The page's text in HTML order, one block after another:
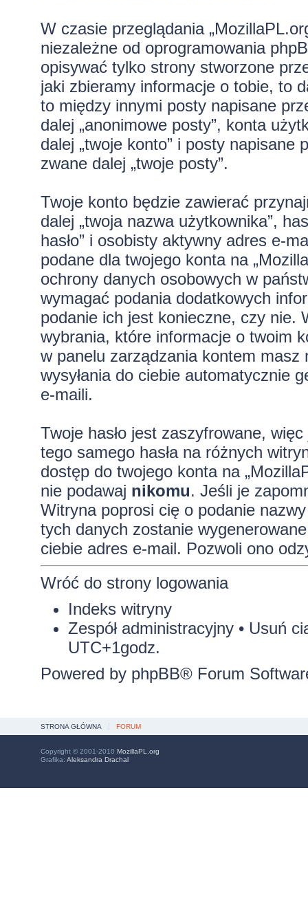
W czasie przeglądania
niezależne od oprogramowania
opisywać tylko strony stworzone
jaki zbieramy informacje o tobie, to
to między innymi posty napisane
dalej „anonimowe posty”, konta
dalej „twoje konto” i posty
zwane dalej „twoje posty”.
Twoje konto będzie zawierać
dalej „twoja nazwa użytkownika”,
hasło” i osobisty aktywny adres e-
podane dla twojego konta na
ochrony danych osobowych w
wymagać podania dodatkowych
podanie ich jest konieczne, czy nie.
wybrania, które informacje o twoim
w panelu zarządzania kontem masz
wysyłania do ciebie automatycznie
e-maili.
Twoje hasło jest zaszyfrowane,
tego samego hasła na różnych
dostęp do twojego konta na
nie podawaj nikomu. Jeśli je
Witryna poprosi cię o podanie
tych danych zostanie
ciebie adres e-mail. Pozwoli ono
Wróć do strony logowania
Indeks witryny
Zespół administracyjny• Usuń
UTC+1godz.
Powered by phpBB® Forum
STRONA GŁÓWNA FORUM
Copyright © 2001-2010 MozillaPL.org
Grafika: Aleksandra Drachal